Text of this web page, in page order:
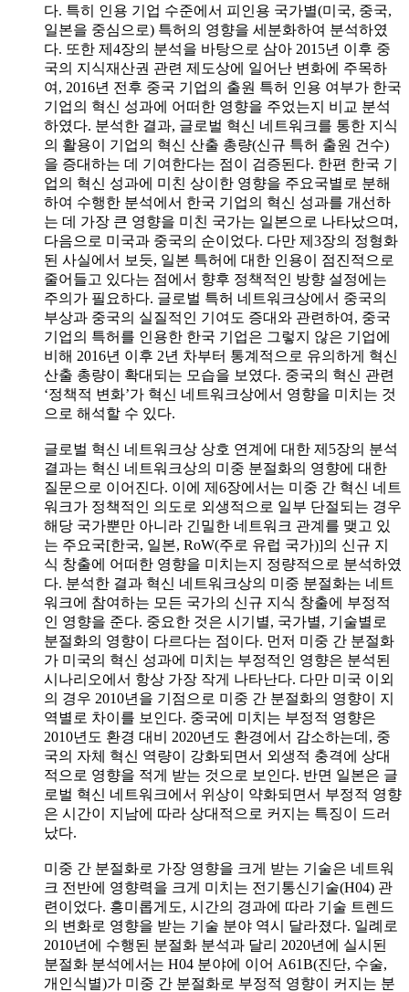
다. 특히 인용 기업 수준에서 피인용 국가별(미국, 중국,
일본을 중심으로) 특허의 영향을 세분화하여 분석하였
다. 또한 제4장의 분석을 바탕으로 삼아 2015년 이후 중
국의 지식재산권 관련 제도상에 일어난 변화에 주목하
여, 2016년 전후 중국 기업의 출원 특허 인용 여부가 한국
기업의 혁신 성과에 어떠한 영향을 주었는지 비교 분석
하였다. 분석한 결과, 글로벌 혁신 네트워크를 통한 지식
의 활용이 기업의 혁신 산출 총량(신규 특허 출원 건수)
을 증대하는 데 기여한다는 점이 검증된다. 한편 한국 기
업의 혁신 성과에 미친 상이한 영향을 주요국별로 분해
하여 수행한 분석에서 한국 기업의 혁신 성과를 개선하
는 데 가장 큰 영향을 미친 국가는 일본으로 나타났으며,
다음으로 미국과 중국의 순이었다. 다만 제3장의 정형화
된 사실에서 보듯, 일본 특허에 대한 인용이 점진적으로
줄어들고 있다는 점에서 향후 정책적인 방향 설정에는
주의가 필요하다. 글로벌 특허 네트워크상에서 중국의
부상과 중국의 실질적인 기여도 증대와 관련하여, 중국
기업의 특허를 인용한 한국 기업은 그렇지 않은 기업에
비해 2016년 이후 2년 차부터 통계적으로 유의하게 혁신
산출 총량이 확대되는 모습을 보였다. 중국의 혁신 관련
‘정책적 변화’가 혁신 네트워크상에서 영향을 미치는 것
으로 해석할 수 있다.
글로벌 혁신 네트워크상 상호 연계에 대한 제5장의 분석
결과는 혁신 네트워크상의 미중 분절화의 영향에 대한
질문으로 이어진다. 이에 제6장에서는 미중 간 혁신 네트
워크가 정책적인 의도로 외생적으로 일부 단절되는 경우
해당 국가뿐만 아니라 긴밀한 네트워크 관계를 맺고 있
는 주요국[한국, 일본, RoW(주로 유럽 국가)]의 신규 지
식 창출에 어떠한 영향을 미치는지 정량적으로 분석하였
다. 분석한 결과 혁신 네트워크상의 미중 분절화는 네트
워크에 참여하는 모든 국가의 신규 지식 창출에 부정적
인 영향을 준다. 중요한 것은 시기별, 국가별, 기술별로
분절화의 영향이 다르다는 점이다. 먼저 미중 간 분절화
가 미국의 혁신 성과에 미치는 부정적인 영향은 분석된
시나리오에서 항상 가장 작게 나타난다. 다만 미국 이외
의 경우 2010년을 기점으로 미중 간 분절화의 영향이 지
역별로 차이를 보인다. 중국에 미치는 부정적 영향은
2010년도 환경 대비 2020년도 환경에서 감소하는데, 중
국의 자체 혁신 역량이 강화되면서 외생적 충격에 상대
적으로 영향을 적게 받는 것으로 보인다. 반면 일본은 글
로벌 혁신 네트워크에서 위상이 약화되면서 부정적 영향
은 시간이 지남에 따라 상대적으로 커지는 특징이 드러
났다.
미중 간 분절화로 가장 영향을 크게 받는 기술은 네트워
크 전반에 영향력을 크게 미치는 전기통신기술(H04) 관
련이었다. 흥미롭게도, 시간의 경과에 따라 기술 트렌드
의 변화로 영향을 받는 기술 분야 역시 달라졌다. 일례로
2010년에 수행된 분절화 분석과 달리 2020년에 실시된
분절화 분석에서는 H04 분야에 이어 A61B(진단, 수술,
개인식별)가 미중 간 분절화로 부정적 영향이 커지는 분